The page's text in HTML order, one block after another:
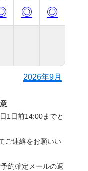
1日前14:00までと
ご連絡をお願いい
約確定メールの返
◎ ◎
2026年9月